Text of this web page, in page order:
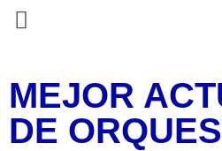
MEJOR
DE